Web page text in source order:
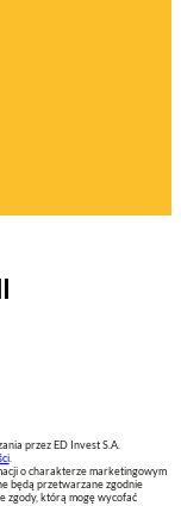
przez ED Invest S.A.
.
o charakterze marketingowym
będą przetwarzane zgodnie
zgody, którą mogę wycofać